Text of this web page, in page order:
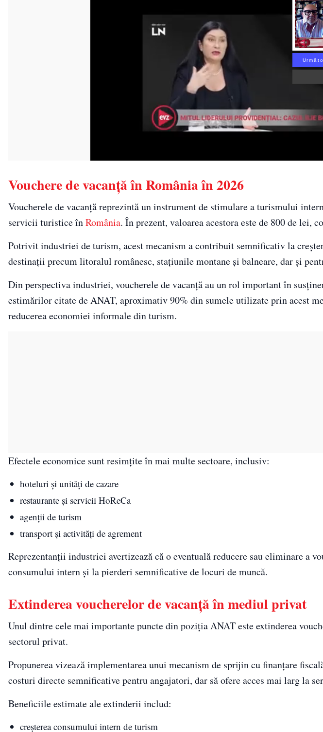
Vouchere de vacanță în România în 2026
Voucherele de vacanță reprezintă un instrument de stimulare a turismului
servicii turistice înRomânia. În prezent, valoarea acestora este de 800 de lei,
Potrivit industriei de turism, acest mecanism a contribuit semnificativ la
destinații precum litoralul românesc, stațiunile montane și balneare, dar și
Din perspectiva industriei, voucherele de vacanță au un rol important în
estimărilor citate de ANAT, aproximativ 90% din sumele utilizate prin acest
reducerea economiei informale din turism.
Efectele economice sunt resimțite în mai multe sectoare, inclusiv:
hoteluri și unități de cazare
restaurante și servicii HoReCa
agenții de turism
transport și activități de agrement
Reprezentanții industriei avertizează că o eventuală reducere sau eliminare a
consumului intern și la pierderi semnificative de locuri de muncă.
Extinderea voucherelor de vacanță în mediul privat
Unul dintre cele mai importante puncte din poziția ANAT este extinderea
sectorul privat.
Propunerea vizează implementarea unui mecanism de sprijin cu finanțare
costuri directe semnificative pentru angajatori, dar să ofere acces mai larg la
Beneficiile estimate ale extinderii includ:
creșterea consumului intern de turism